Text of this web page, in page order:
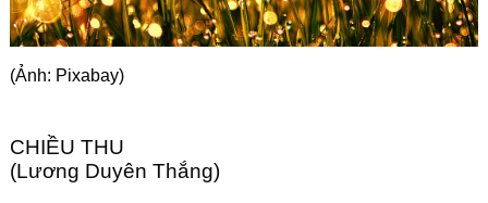
(Ảnh: Pixabay)
CHIỀU THU
(Lương Duyên Thắng)